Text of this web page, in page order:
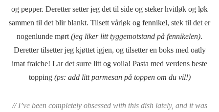
og pepper. Deretter setter jeg det til side og steker hvitløk og løk
sammen til det blir blankt. Tilsett vårløk og fennikel, stek til det er
nogenlunde mørt (jeg liker litt tyggemotstand på fennikelen).
Deretter tilsetter jeg kjøttet igjen, og tilsetter en boks med oatly
imat fraiche! Lar det surre litt og voila! Pasta med verdens beste
topping (ps: add litt parmesan på toppen om du vil!)
//I’ve been completely obsessed with this dish lately, and it was